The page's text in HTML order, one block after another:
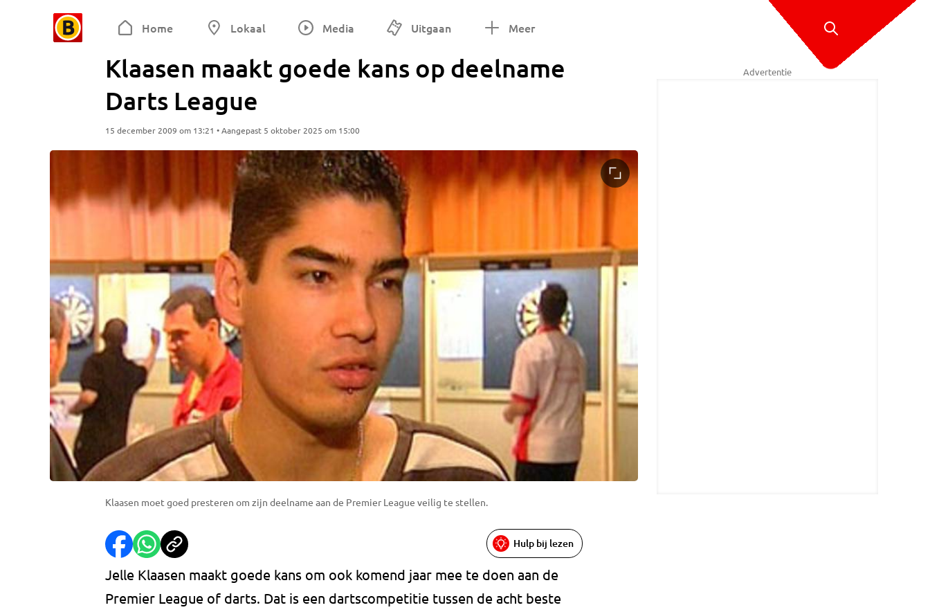
Home Lokaal Media Uitgaan Meer
Klaasen maakt goede kans op deelname
Darts League
15 december 2009 om 13:21 • Aangepast 5 oktober 2025 om 15:00
Klaasen moet goed presteren om zijn deelname aan de Premier League veilig te stellen.
Hulp bij lezen
Jelle Klaasen maakt goede kans om ook komend jaar mee te doen aan de
Premier League of darts. Dat is een dartscompetitie tussen de acht beste
Advertentie